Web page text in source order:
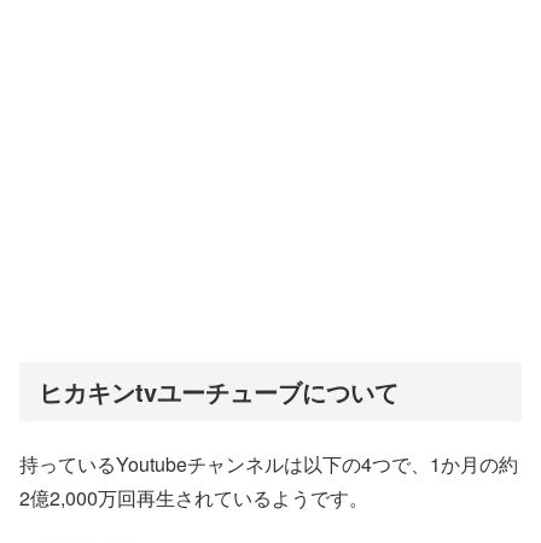
ヒカキンtvユーチューブについて
持っているYoutubeチャンネルは以下の4つで、1か月の約
2億2,000万回再生されているようです。